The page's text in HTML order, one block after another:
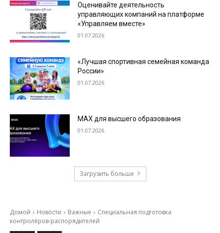
Оценивайте деятельность
управляющих компаний на платформе
«Управляем вместе»
01.07.2026
«Лучшая спортивная семейная команда
России»
01.07.2026
МАХ для высшего образования
01.07.2026
Загрузить больше